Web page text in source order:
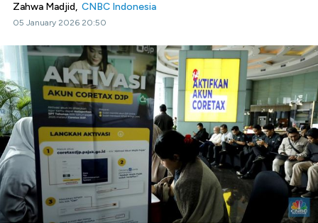
Zahwa Madjid, CNBC Indonesia
05 January 2026 20:50